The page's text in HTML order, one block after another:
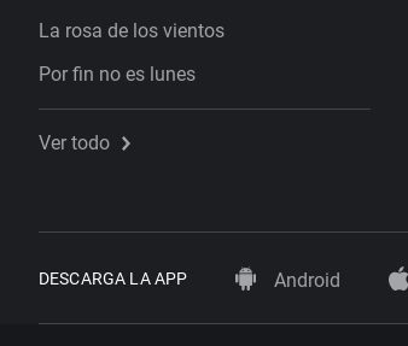
La rosa de los vientos
Por fin no es lunes
Ver todo
DESCARGA LA APP Android